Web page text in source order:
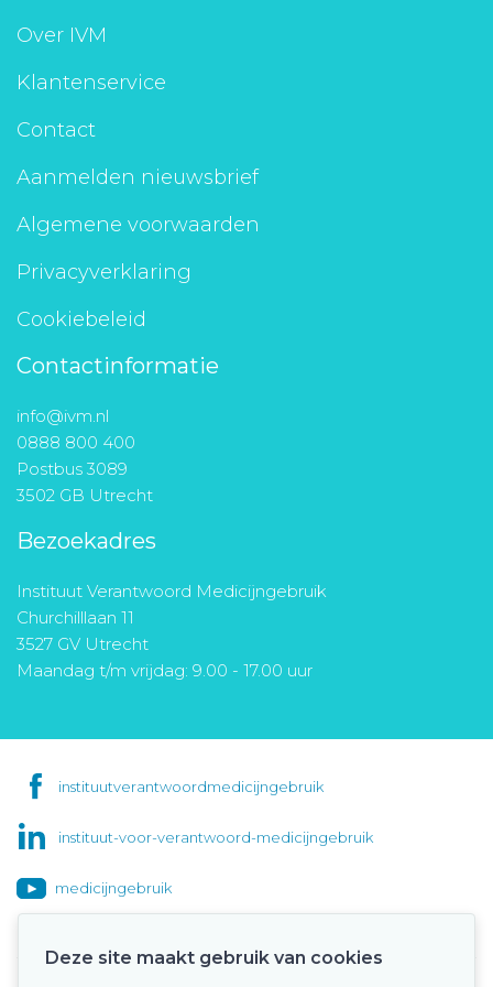
Aanmelden nieuwsbrief
Toegang leeromgeving
Over IVM
Klantenservice
Contact
Aanmelden nieuwsbrief
Algemene voorwaarden
Privacyverklaring
Cookiebeleid
Contactinformatie
info@ivm.nl
0888 800 400
Postbus 3089
3502 GB Utrecht
Bezoekadres
Instituut Verantwoord Medicijngebruik
Churchilllaan 11
3527 GV Utrecht
Maandag t/m vrijdag: 9.00 - 17.00 uur
instituutverantwoordmedicijngebruik
instituut-voor-verantwoord-medicijngebruik
medicijngebruik
Deze site maakt gebruik van cookies